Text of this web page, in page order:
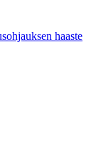
haaste